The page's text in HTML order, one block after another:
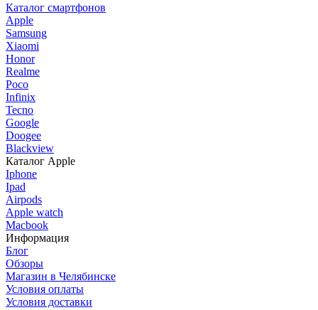
Каталог смартфонов
Apple
Samsung
Xiaomi
Honor
Realme
Poco
Infinix
Tecno
Google
Doogee
Blackview
Каталог Apple
Iphone
Ipad
Airpods
Apple watch
Macbook
Информация
Блог
Обзоры
Магазин в Челябинске
Условия оплаты
Условия доставки